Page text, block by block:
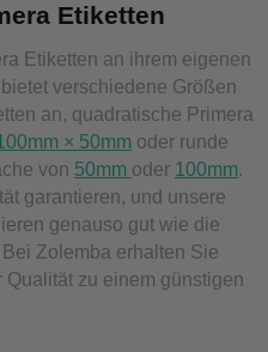
Etiketten
Etiketten an ihrem eigenen
verschiedene Größen
an, quadratische Primera
× 50mm oder runde
von 50mm oder 100mm.
garantieren, und unsere
genauso gut wie die
Zolemba erhalten Sie
zu einem günstigen